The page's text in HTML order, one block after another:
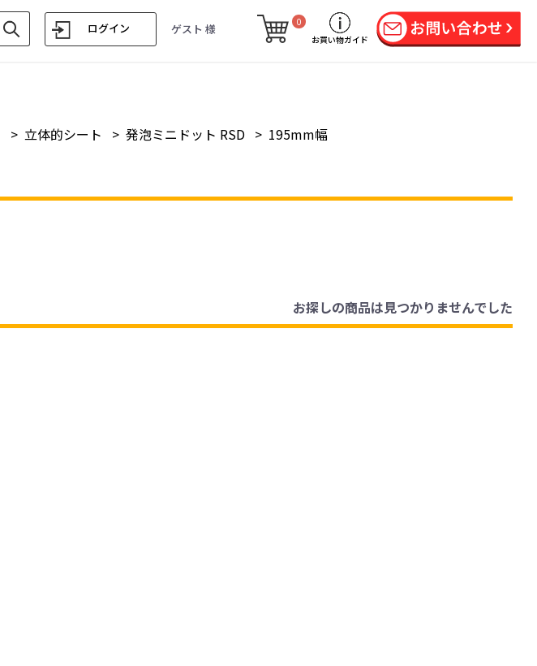
ログイン ゲスト 様
0
お買い物ガイド
> 立体的シート > 発泡ミニドット RSD > 195mm幅
お探しの商品は見つかりませんでした